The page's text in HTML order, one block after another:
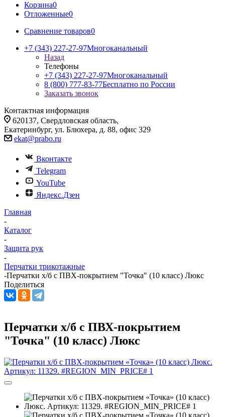
Корзина0
Отложенные0
Сравнение товаров0
+7 (343) 227-27-97Многоканальный
Назад
Телефоны
+7 (343) 227-27-97Многоканальный
8 (800) 777-83-77Бесплатно по России
Заказать звонок
Контактная информация
620137, Свердловская область,
Екатеринбург, ул. Блюхера, д. 88, офис 329
ekat@prabo.ru
Вконтакте
Telegram
YouTube
Яндекс.Дзен
Главная
-
Каталог
-
Защита рук
-
Перчатки трикотажные
-Перчатки х/б с ПВХ-покрытием "Точка" (10 класс) Люкс
Поделиться
Перчатки х/б с ПВХ-покрытием
"Точка" (10 класс) Люкс